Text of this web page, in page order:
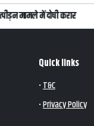
मामले में दोषी करार
Quick links
•T&C
•Privacy Policy